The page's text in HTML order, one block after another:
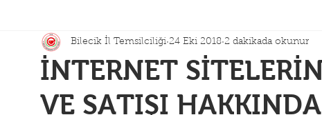
İNTERNET
VE SATIŞI HAKKINDA
Bilecik İl Temsilciliği 24 Eki 2018 2 dakikada okunur